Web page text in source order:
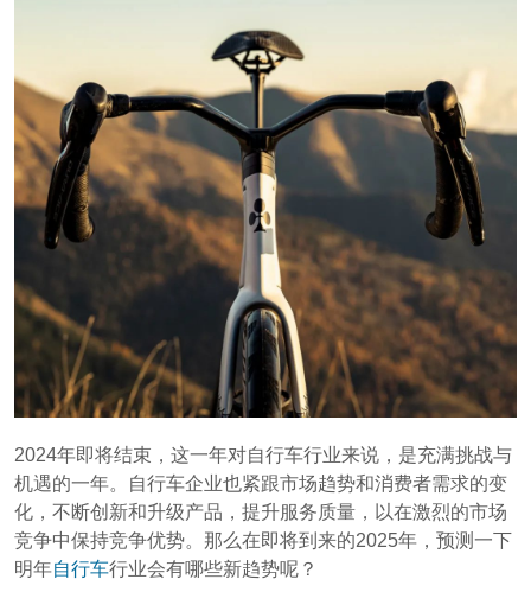
2024年即将结束，这一年对自行车行业来说，是充满挑战与
机遇的一年。自行车企业也紧跟市场趋势和消费者需求的变
化，不断创新和升级产品，提升服务质量，以在激烈的市场
竞争中保持竞争优势。那么在即将到来的2025年，预测一下
明年自行车行业会有哪些新趋势呢？